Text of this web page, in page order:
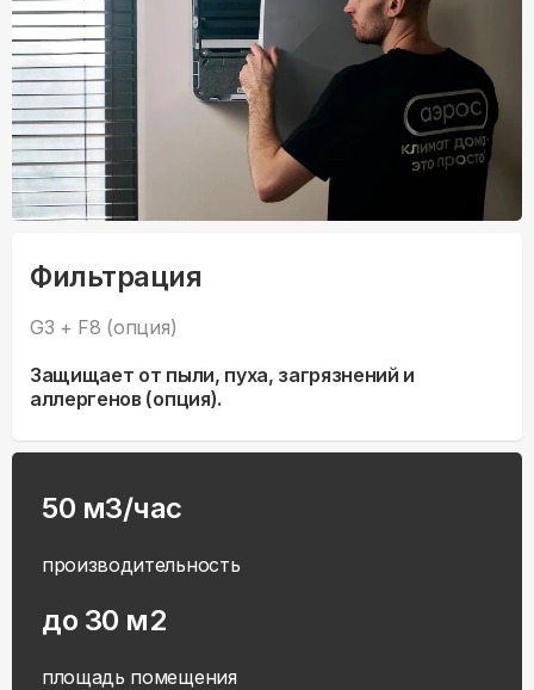
Фильтрация
G3 + F8 (опция)
Защищает от пыли, пуха, загрязнений и
аллергенов (опция).
50 м3/час
производительность
до 30 м2
площадь помещения